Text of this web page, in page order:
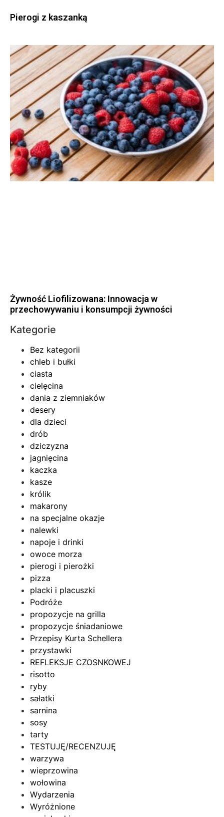
Pierogi z kaszanką
Żywność Liofilizowana: Innowacja w
przechowywaniu i konsumpcji żywności
Kategorie
Bez kategorii
chleb i bułki
ciasta
cielęcina
dania z ziemniaków
desery
dla dzieci
drób
dziczyzna
jagnięcina
kaczka
kasze
królik
makarony
na specjalne okazje
nalewki
napoje i drinki
owoce morza
pierogi i pierożki
pizza
placki i placuszki
Podróże
propozycje na grilla
propozycje śniadaniowe
Przepisy Kurta Schellera
przystawki
REFLEKSJE CZOSNKOWEJ
risotto
ryby
sałatki
sarnina
sosy
tarty
TESTUJĘ/RECENZUJĘ
warzywa
wieprzowina
wołowina
Wydarzenia
Wyróżnione